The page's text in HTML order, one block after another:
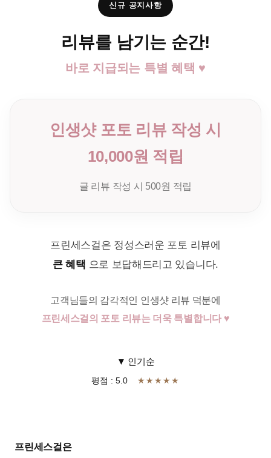
신규 공지사항
리뷰를 남기는 순간!
바로 지급되는 특별 혜택 ♥
인생샷 포토 리뷰 작성 시
10,000원 적립
글 리뷰 작성 시 500원 적립
프린세스걸은 정성스러운 포토 리뷰에
큰 혜택 으로 보답해드리고 있습니다.
고객님들의 감각적인 인생샷 리뷰 덕분에
프린세스걸의 포토 리뷰는 더욱 특별합니다 ♥
▼ 인기순
평점 : 5.0 ★★★★★
프린세스걸은